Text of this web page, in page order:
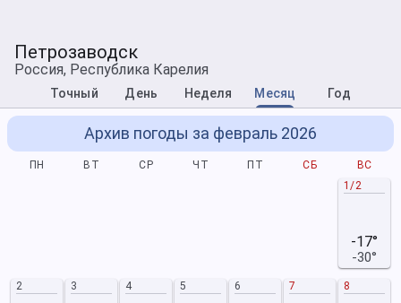
Петрозаводск
Россия, Республика Карелия
Точный День Неделя Месяц Год
Архив погоды за февраль 2026
ПН ВТ СР ЧТ ПТ СБ
ВС
1/2
-17°
-30°
2 3 4 5 6 7 8